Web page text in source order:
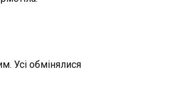
Усі обмінялися